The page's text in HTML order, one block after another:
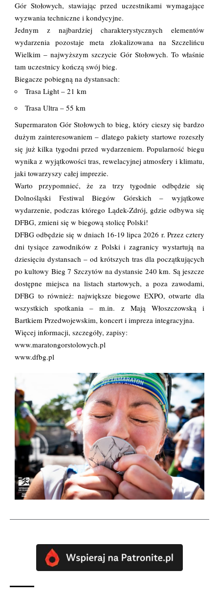
Gór Stołowych, stawiając przed uczestnikami wymagające
wyzwania techniczne i kondycyjne.
Jednym z najbardziej charakterystycznych elementów
wydarzenia pozostaje meta zlokalizowana na Szczelińcu
Wielkim – najwyższym szczycie Gór Stołowych. To właśnie
tam uczestnicy kończą swój bieg.
Biegacze pobiegną na dystansach:
Trasa Light – 21 km
Trasa Ultra – 55 km
Supermaraton Gór Stołowych to bieg, który cieszy się bardzo
dużym zainteresowaniem – dlatego pakiety startowe rozeszły
się już kilka tygodni przed wydarzeniem. Popularność biegu
wynika z wyjątkowości tras, rewelacyjnej atmosfery i klimatu,
jaki towarzyszy całej imprezie.
Warto przypomnieć, że za trzy tygodnie odbędzie się
Dolnośląski Festiwal Biegów Górskich – wyjątkowe
wydarzenie, podczas którego Lądek-Zdrój, gdzie odbywa się
DFBG, zmieni się w biegową stolicę Polski!
DFBG odbędzie się w dniach 16-19 lipca 2026 r. Przez cztery
dni tysiące zawodników z Polski i zagranicy wystartują na
dziesięciu dystansach – od krótszych tras dla początkujących
po kultowy Bieg 7 Szczytów na dystansie 240 km. Są jeszcze
dostępne miejsca na listach startowych, a poza zawodami,
DFBG to również: największe biegowe EXPO, otwarte dla
wszystkich spotkania – m.in. z Mają Włoszczowską i
Bartkiem Przedwojewskim, koncert i impreza integracyjna.
Więcej informacji, szczegóły, zapisy:
www.maratongorstolowych.pl
www.dfbg.pl